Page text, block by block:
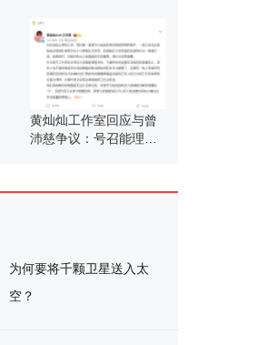
黄灿灿工作室回应与曾
沛慈争议：号召能理智
为何要将千颗卫星送入太
空？